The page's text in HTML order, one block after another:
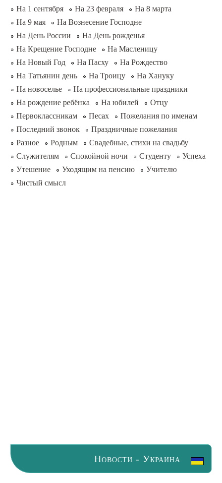
На 1 сентября
На 23 февраля
На 8 марта
На 9 мая
На Вознесение Господне
На День России
На День рожденья
На Крещение Господне
На Масленицу
На Новый Год
На Пасху
На Рождество
На Татьянин день
На Троицу
На Хануку
На новоселье
На профессиональные праздники
На рождение ребёнка
На юбилей
Отцу
Первоклассникам
Песах
Пожелания по именам
Последний звонок
Праздничные пожелания
Разное
Родным
Свадебные, стихи на свадьбу
Служителям
Спокойной ночи Студенту
Успеха
Утешение
Уходящим на пенсию
Учителю
Чистый смысл
Новости - Украина